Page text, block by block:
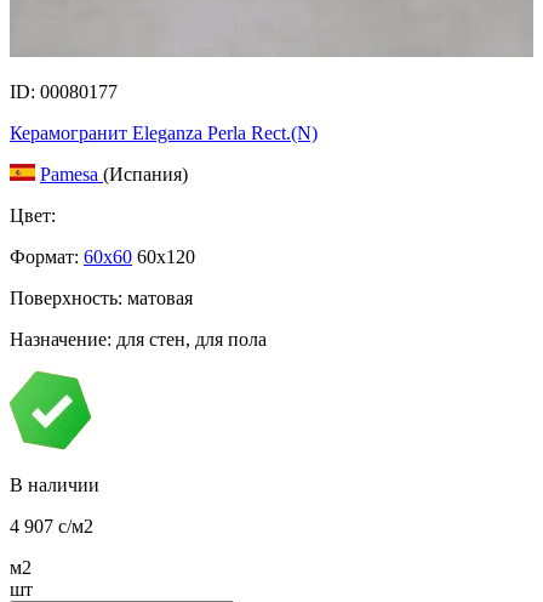
ID: 00080177
Керамогранит Eleganza Perla Rect.(N)
Pamesa (Испания)
Цвет:
Формат: 60x60 60x120
Поверхность: матовая
Назначение: для стен, для пола
В наличии
4 907 c/м2
м2
шт